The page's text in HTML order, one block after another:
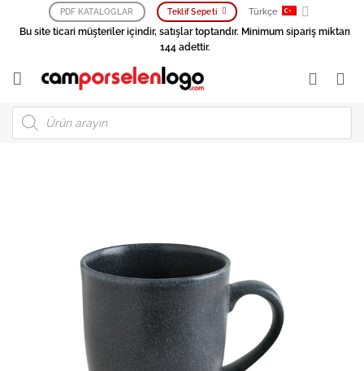
PDF KATALOGLAR Teklif Sepeti Türkçe
Bu site ticari müşteriler içindir, satışlar toptandır. Minimum sipariş miktarı
144 adettir.
Products
search